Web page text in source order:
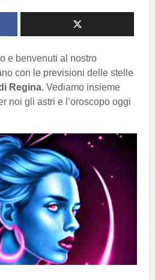
e benvenuti al nostro
con le previsioni delle stelle
Regina. Vediamo insieme
noi gli astri e l’oroscopo oggi